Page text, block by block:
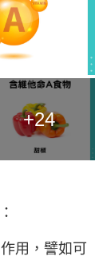
+24
用，譬如可